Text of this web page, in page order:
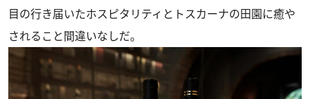
目の行き届いたホスピタリティとトスカーナの田園に癒や
されること間違いなしだ。